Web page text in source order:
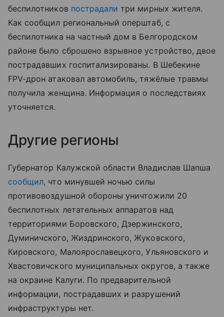
беспилотников пострадали три мирных жителя.
Как сообщил региональный оперштаб, с
беспилотника на частный дом в Белгородском
районе было сброшено взрывное устройство, двое
пострадавших госпитализированы. В Шебекине
FPV-дрон атаковал автомобиль, тяжёлые травмы
получила женщина. Информация о последствиях
уточняется.
Другие регионы
Губернатор Калужской области Владислав Шапша
сообщил, что минувшей ночью силы
противовоздушной обороны уничтожили 20
беспилотных летательных аппаратов над
территориями Боровского, Дзержинского,
Думиничского, Жиздринского, Жуковского,
Кировского, Малоярославецкого, Ульяновского и
Хвастовичского муниципальных округов, а также
на окраине Калуги. По предварительной
информации, пострадавших и разрушений
инфраструктуры нет.